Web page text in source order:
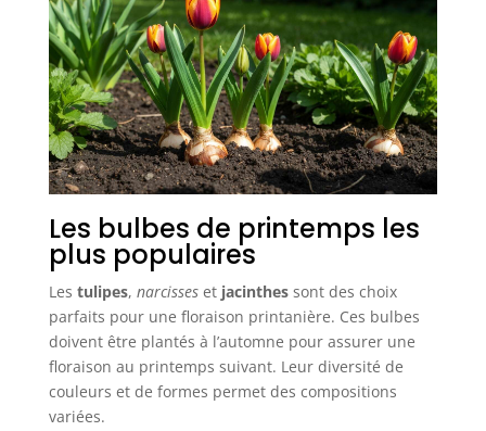
Les bulbes de printemps les
plus populaires
Les tulipes, narcisseset jacinthessont des choix
parfaits pour une floraison printanière. Ces bulbes
doivent être plantés à l’automne pour assurer une
floraison au printemps suivant. Leur diversité de
couleurs et de formes permet des compositions
variées.